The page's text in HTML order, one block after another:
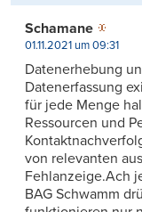
Schamane
01.11.2021 um 09:31
Datenerhebung
Datenerfassung
für jede Menge
Ressourcen und
von relevanten
Fehlanzeige.Ach
BAG Schwamm